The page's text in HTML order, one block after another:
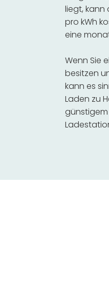
liegt, kann
pro kWh
eine
Wenn Sie
besitzen
kann es
Laden zu